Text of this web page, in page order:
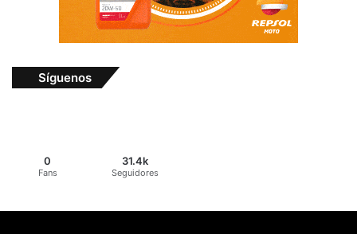
Síguenos
0
Fans
31.4k
Seguidores